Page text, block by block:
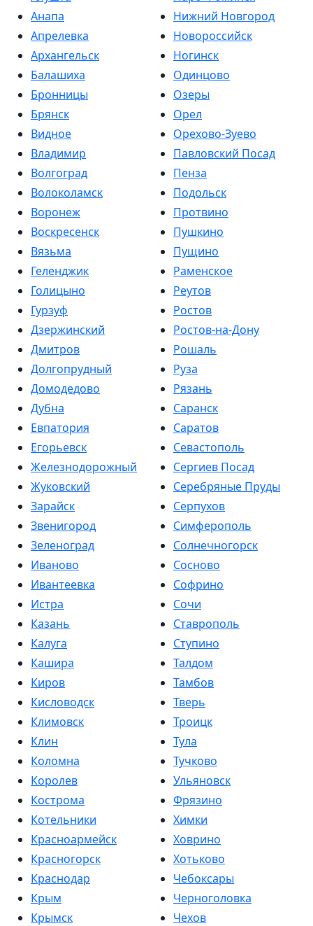
Анапа
Апрелевка
Архангельск
Балашиха
Бронницы
Брянск
Видное
Владимир
Волгоград
Волоколамск
Воронеж
Воскресенск
Вязьма
Геленджик
Голицыно
Гурзуф
Дзержинский
Дмитров
Долгопрудный
Домодедово
Дубна
Евпатория
Егорьевск
Железнодорожный
Жуковский
Зарайск
Звенигород
Зеленоград
Иваново
Ивантеевка
Истра
Казань
Калуга
Кашира
Киров
Кисловодск
Климовск
Клин
Коломна
Королев
Кострома
Котельники
Красноармейск
Красногорск
Краснодар
Крым
Крымск
Нижний Новгород
Новороссийск
Ногинск
Одинцово
Озеры
Орел
Орехово-Зуево
Павловский Посад
Пенза
Подольск
Протвино
Пушкино
Пущино
Раменское
Реутов
Ростов
Ростов-на-Дону
Рошаль
Руза
Рязань
Саранск
Саратов
Севастополь
Сергиев Посад
Серебряные Пруды
Серпухов
Симферополь
Солнечногорск
Сосново
Софрино
Сочи
Ставрополь
Ступино
Талдом
Тамбов
Тверь
Троицк
Тула
Тучково
Ульяновск
Фрязино
Химки
Ховрино
Хотьково
Чебоксары
Черноголовка
Чехов